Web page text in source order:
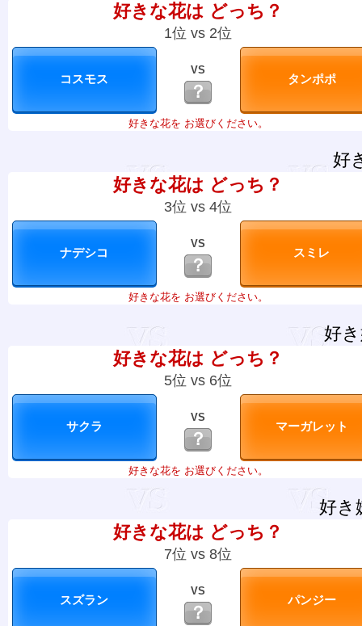
好きな花は どっち？
1位 vs 2位
VS
？
好きな花を お選びください。
好
好きな花は どっち？
3位 vs 4位
VS
？
好きな花を お選びください。
好
好きな花は どっち？
5位 vs 6位
VS
？
好きな花を お選びください。
好き
好きな花は どっち？
7位 vs 8位
VS
？